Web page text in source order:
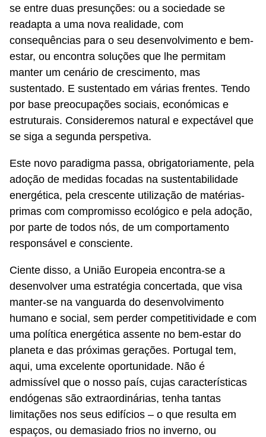
se entre duas presunções: ou a sociedade se
readapta a uma nova realidade, com
consequências para o seu desenvolvimento e bem-
estar, ou encontra soluções que lhe permitam
manter um cenário de crescimento, mas
sustentado. E sustentado em várias frentes. Tendo
por base preocupações sociais, económicas e
estruturais. Consideremos natural e expectável que
se siga a segunda perspetiva.
Este novo paradigma passa, obrigatoriamente, pela
adoção de medidas focadas na sustentabilidade
energética, pela crescente utilização de matérias-
primas com compromisso ecológico e pela adoção,
por parte de todos nós, de um comportamento
responsável e consciente.
Ciente disso, a União Europeia encontra-se a
desenvolver uma estratégia concertada, que visa
manter-se na vanguarda do desenvolvimento
humano e social, sem perder competitividade e com
uma política energética assente no bem-estar do
planeta e das próximas gerações. Portugal tem,
aqui, uma excelente oportunidade. Não é
admissível que o nosso país, cujas características
endógenas são extraordinárias, tenha tantas
limitações nos seus edifícios – o que resulta em
espaços, ou demasiado frios no inverno, ou